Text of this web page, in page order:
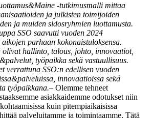
-tutkimusmalli mittaa
ja julkisten toimijoiden
ja muiden sidosryhmien luottamusta.
SSO saavutti vuoden 2024
parhaan kokonaistuloksensa.
hallinto, talous, johto, innovaatiot,
työpaikka sekä vastuullisuus.
verrattuna SSO:n edellisen vuoden
innovaatioissa sekä
työpaikkana.– Olemme tehneet
asiakkaidemme odotukset niin
kuin pitempiaikaisissa
palveluitamme ja toimintaamme. Tätä